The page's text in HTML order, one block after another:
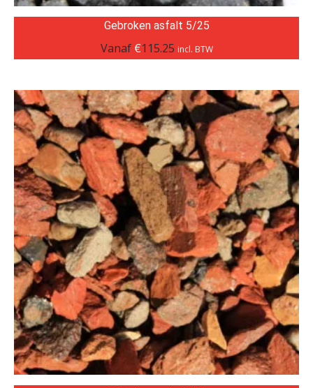
Gebroken asfalt 5/25
Vanaf €115.25 incl. BTW